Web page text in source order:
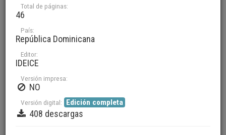
Total de páginas:
46
País:
República Dominicana
Editor:
IDEICE
Versión impresa:
NO
Versión digital: Edición completa
408 descargas
matemática en la educación secundaria dominicana: un análisis
de la práctica docente, el liderazgo pedagógico y la gestión
Autor(es)
IDEICE, Instituto Dominicano de Evaluación e Investigación de la
Calidad Educativa
Versión digital
Edición completa